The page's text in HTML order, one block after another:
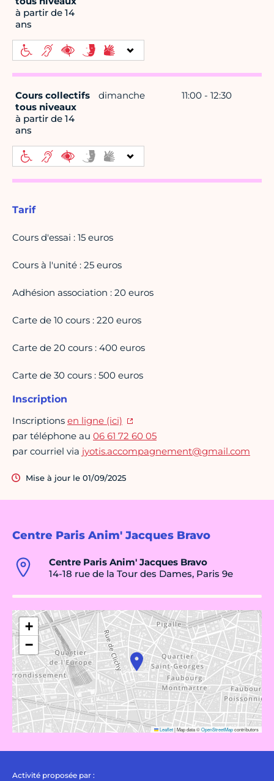
Centre Paris Anim' Jacques Bravo
Centre Paris Anim' Jacques Bravo
14-18 rue de la Tour des Dames, Paris 9e
+
−
Leaflet|Map data ©OpenStreetMapcontributors
Activité proposée par :
à partir de 14
ans
Cours collectifs
tous niveaux
à partir de 14
ans
dimanche 11:00 - 12:30
Tarif
Cours d'essai : 15 euros
Cours à l'unité : 25 euros
Adhésion association : 20 euros
Carte de 10 cours : 220 euros
Carte de 20 cours : 400 euros
Carte de 30 cours : 500 euros
Inscription
Inscriptions en ligne (ici)
par téléphone au 06 61 72 60 05
par courriel via jyotis.accompagnement@gmail.com
Mise à jour le 01/09/2025